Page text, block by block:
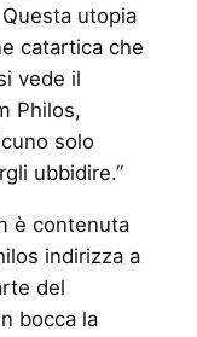
utopia
catartica che
vede il
Philos,
solo
ubbidire.”
è contenuta
indirizza a
del
bocca la